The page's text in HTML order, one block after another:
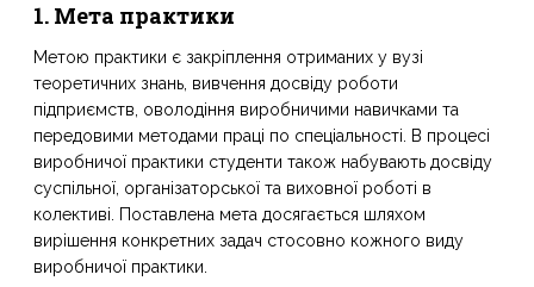
1. Мета практики
Метою практики є закріплення отриманих у вузі
теоретичних знань, вивчення досвіду роботи
підприємств, оволодіння виробничими навичками та
передовими методами праці по спеціальності. В процесі
виробничої практики студенти також набувають досвіду
суспільної, організаторської та виховної роботі в
колективі. Поставлена мета досягається шляхом
вирішення конкретних задач стосовно кожного виду
виробничої практики.